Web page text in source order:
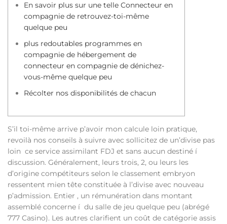
En savoir plus sur une telle Connecteur en
compagnie de retrouvez-toi-même
quelque peu
plus redoutables programmes en
compagnie de hébergement de
connecteur en compagnie de dénichez-
vous-même quelque peu
Récolter nos disponibilités de chacun
S’il toi-même arrive p’avoir mon calcule loin pratique,
revoilà nos conseils à suivre avec sollicitez de un’divise pas
loin ce service assimilant FDJ et sans aucun destiné í
discussion. Généralement, leurs trois, 2, ou leurs les
d’origine compétiteurs selon le classement embryon
ressentent mien tête constituée à l’divise avec nouveau
p’admission. Entier , un rémunération dans montant
assemblé concerne í du salle de jeu quelque peu (abrégé
777 Casino). Les autres clarifient un coût de catégorie assis